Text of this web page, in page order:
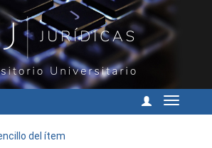
Cambiar
del ítem